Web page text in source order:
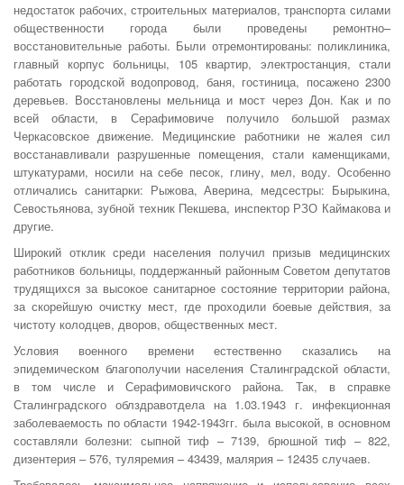
недостаток рабочих, строительных материалов, транспорта силами
общественности города были проведены ремонтно–
восстановительные работы. Были отремонтированы: поликлиника,
главный корпус больницы, 105 квартир, электростанция, стали
работать городской водопровод, баня, гостиница, посажено 2300
деревьев. Восстановлены мельница и мост через Дон. Как и по
всей области, в Серафимовиче получило большой размах
Черкасовское движение. Медицинские работники не жалея сил
восстанавливали разрушенные помещения, стали каменщиками,
штукатурами, носили на себе песок, глину, мел, воду. Особенно
отличались санитарки: Рыжова, Аверина, медсестры: Бырыкина,
Севостьянова, зубной техник Пекшева, инспектор РЗО Каймакова и
другие.
Широкий отклик среди населения получил призыв медицинских
работников больницы, поддержанный районным Советом депутатов
трудящихся за высокое санитарное состояние территории района,
за скорейшую очистку мест, где проходили боевые действия, за
чистоту колодцев, дворов, общественных мест.
Условия военного времени естественно сказались на
эпидемическом благополучии населения Сталинградской области,
в том числе и Серафимовичского района. Так, в справке
Сталинградского облздравотдела на 1.03.1943 г. инфекционная
заболеваемость по области 1942-1943гг. была высокой, в основном
составляли болезни: сыпной тиф – 7139, брюшной тиф – 822,
дизентерия – 576, туляремия – 43439, малярия – 12435 случаев.